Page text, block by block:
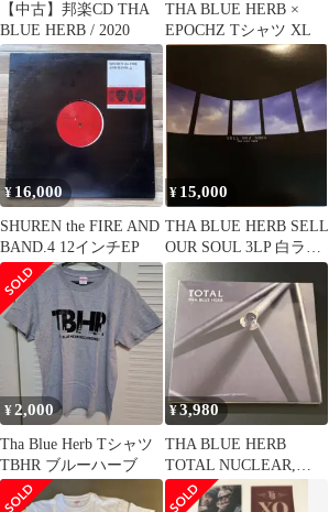
【中古】邦楽CD THA
BLUE HERB / 2020
THA BLUE HERB ×
EPOCHZ Tシャツ XL
¥ 16,000
SHUREN the FIRE AND
BAND.4 12インチEP
¥ 15,000
THA BLUE HERB SELL
OUR SOUL 3LP 白ラベ
ル
¥2,000
Tha Blue Herb Tシャツ
TBHR ブルーハーブ
¥3,980
THA BLUE HERB
TOTAL NUCLEAR,
DAMN付 帯付